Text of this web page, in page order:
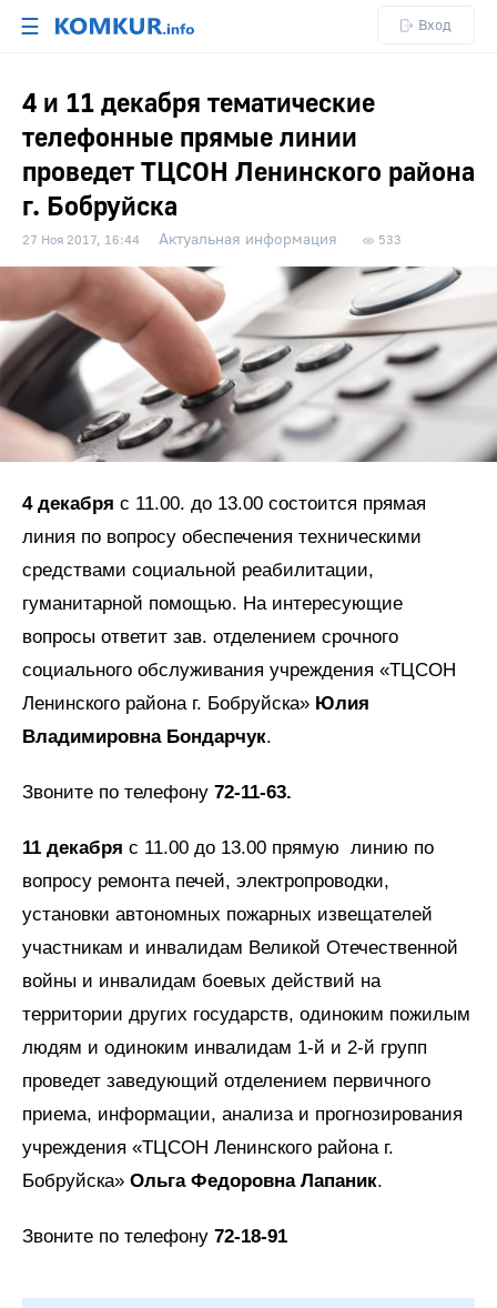
☰ Вход
4 и 11 декабря тематические
телефонные прямые линии
проведет ТЦСОН Ленинского района
г. Бобруйска
27 Ноя 2017, 16:44 Актуальная информация 533
4 декабря с 11.00. до 13.00 состоится прямая
линия по вопросу обеспечения техническими
средствами социальной реабилитации,
гуманитарной помощью. На интересующие
вопросы ответит зав. отделением срочного
социального обслуживания учреждения «ТЦСОН
Ленинского района г. Бобруйска» Юлия
Владимировна Бондарчук.
Звоните по телефону 72-11-63.
11 декабря с 11.00 до 13.00 прямую линию по
вопросу ремонта печей, электропроводки,
установки автономных пожарных извещателей
участникам и инвалидам Великой Отечественной
войны и инвалидам боевых действий на
территории других государств, одиноким пожилым
людям и одиноким инвалидам 1-й и 2-й групп
проведет заведующий отделением первичного
приема, информации, анализа и прогнозирования
учреждения «ТЦСОН Ленинского района г.
Бобруйска» Ольга Федоровна Лапаник.
Звоните по телефону 72-18-91